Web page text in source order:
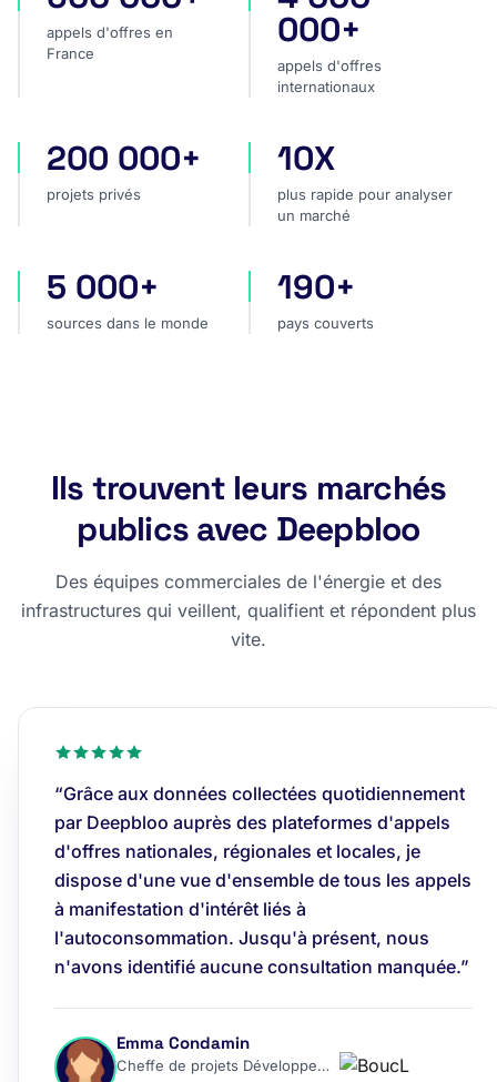
appels d'offres en
France
000+
appels d'offres
internationaux
projets privés
200 000+
projets privés
plus rapide pour analyser
10X
plus rapide pour analyser
un marché
sources dans le monde
5 000+
sources dans le monde
pays couverts
190+
pays couverts
Ils trouvent leurs marchés
publics avec Deepbloo
Des équipes commerciales de l'énergie et des
infrastructures qui veillent, qualifient et répondent plus
vite.
“Grâce aux données collectées quotidiennement
par Deepbloo auprès des plateformes d'appels
d'offres nationales, régionales et locales, je
dispose d'une vue d'ensemble de tous les appels
à manifestation d'intérêt liés à
l'autoconsommation. Jusqu'à présent, nous
n'avons identifié aucune consultation manquée.”
Emma Condamin
Cheffe de projets Développement